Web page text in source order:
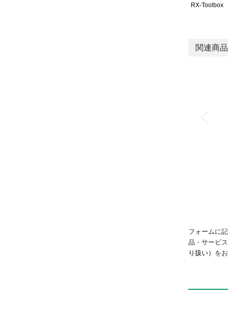
RX-Toolbox
関連商品
フォームに
品・サービ
り扱い） を